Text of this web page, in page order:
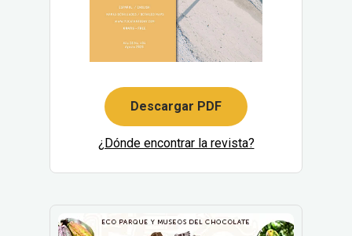
Descargar PDF
¿Dónde encontrar la revista?